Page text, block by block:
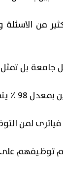
من الاسئلة
جامعة بل
تعسفا وظلما.
لمن
توظيفهم
منتدى
مع